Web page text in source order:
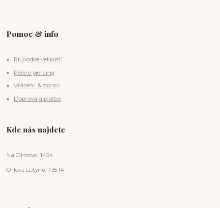
Pomoc & info
Průvodce velikostí
Péče o piercing
Vrácení & storno
Doprava a platba
Kde nás najdete
Na Olmovci 1454
Orlová Lutyně, 735 14